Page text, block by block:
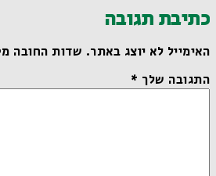
כתיבת תגובה
האימייל לא יוצג באתר.שדות החובה
התגובה שלך*